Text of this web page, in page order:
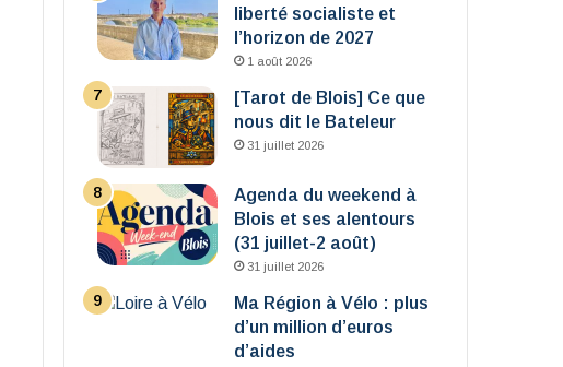
liberté socialiste et
l’horizon de 2027
1 août 2026
[Tarot de Blois] Ce que
nous dit le Bateleur
31 juillet 2026
Agenda du weekend à
Blois et ses alentours
(31 juillet-2 août)
31 juillet 2026
Ma Région à Vélo : plus
d’un million d’euros
d’aides